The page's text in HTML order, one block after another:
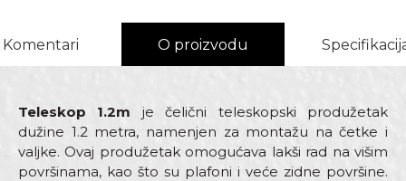
Komentari O proizvodu
Teleskop 1.2m je čelični teleskopski produžetak
dužine 1.2 metra, namenjen za montažu na četke i
valjke. Ovaj produžetak omogućava lakši rad na višim
površinama, kao što su plafoni i veće zidne površine.